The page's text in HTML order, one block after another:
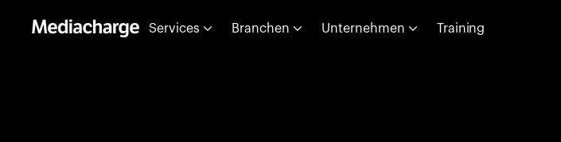
Services Branchen Unternehmen Training